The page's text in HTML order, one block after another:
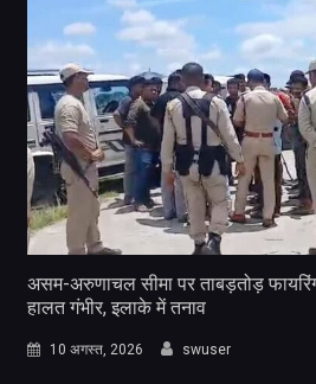
असम-अरुणाचल सीमा पर ताबड़तोड़
हालत गंभीर, इलाके में तनाव
10 अगस्त, 2026 swuser